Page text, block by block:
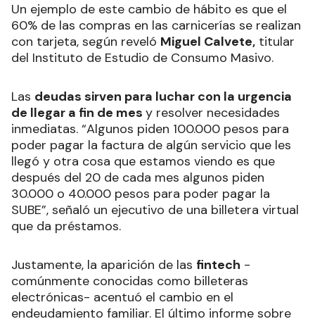
Un ejemplo de este cambio de hábito es que el
60% de las compras en las carnicerías se realizan
con tarjeta, según reveló Miguel Calvete, titular
del Instituto de Estudio de Consumo Masivo.
Las deudas sirven para luchar con la urgencia
de llegar a fin de mes y resolver necesidades
inmediatas. “Algunos piden 100.000 pesos para
poder pagar la factura de algún servicio que les
llegó y otra cosa que estamos viendo es que
después del 20 de cada mes algunos piden
30.000 o 40.000 pesos para poder pagar la
SUBE”, señaló un ejecutivo de una billetera virtual
que da préstamos.
Justamente, la aparición de las fintech -
comúnmente conocidas como billeteras
electrónicas- acentuó el cambio en el
endeudamiento familiar. El último informe sobre